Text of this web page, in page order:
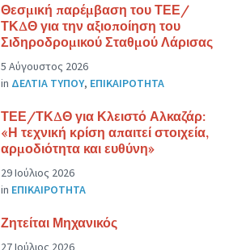
Θεσμική παρέμβαση του ΤΕΕ/
ΤΚΔΘ για την αξιοποίηση του
Σιδηροδρομικού Σταθμού Λάρισας
5 Αύγουστος 2026
in ΔΕΛΤΙΑ ΤΥΠΟΥ, ΕΠΙΚΑΙΡΟΤΗΤΑ
ΤΕΕ/ΤΚΔΘ για Κλειστό Αλκαζάρ:
«Η τεχνική κρίση απαιτεί στοιχεία,
αρμοδιότητα και ευθύνη»
29 Ιούλιος 2026
in ΕΠΙΚΑΙΡΟΤΗΤΑ
Ζητείται Μηχανικός
27 Ιούλιος 2026